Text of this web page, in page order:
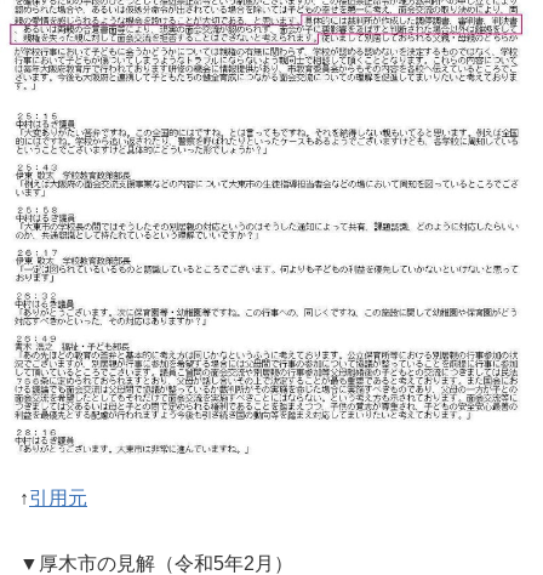
↑引用元
▼厚木市の見解（令和5年2月）